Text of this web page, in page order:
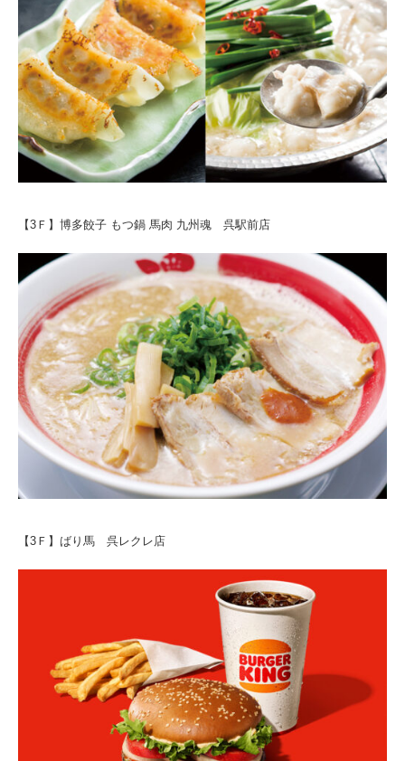
【3Ｆ】博多餃子 もつ鍋 馬肉 九州魂 呉駅前店
【3Ｆ】ばり馬 呉レクレ店